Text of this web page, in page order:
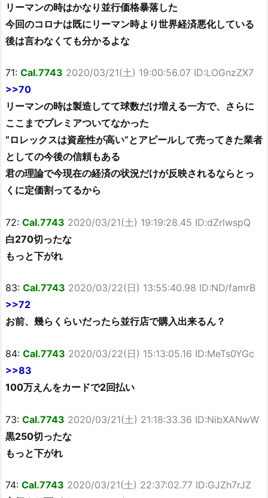
リーマンの時はかなり並行価格暴落した
今回のコロナは既にリーマン時より世界経済悪化している
後は言わなくても分かるよな
71: Cal.7743 2020/03/21(土) 19:00:56.07 ID:LOGnzZX7
>>70
リーマンの時は製造してて球数だけ増える一方で、さらに
ここまでプレミアついてなかった
“ロレックスは資産性が高い”とアピールして売ってきた業者
としての今後の信頼もある
君の理論で今現在の経済の状況だけが反映されるならとっ
くに定価割ってるから
72: Cal.7743 2020/03/21(土) 19:19:28.45 ID:dZrlwspQ
白270切ったな
もっと下がれ
83: Cal.7743 2020/03/22(日) 13:55:40.98 ID:ND/famrB
>>72
お前、幾らくらいだったら並行店で購入出来るん？
84: Cal.7743 2020/03/22(日) 15:13:05.16 ID:MeTs0YGc
>>83
100万えんをカードで2回払い
73: Cal.7743 2020/03/21(土) 21:18:33.36 ID:NibXANwW
黒250切ったな
もっと下がれ
74: Cal.7743 2020/03/21(土) 22:37:02.77 ID:GJZh7rJZ